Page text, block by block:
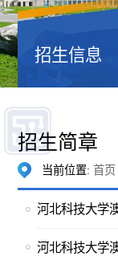
招生信息
招生简章
当前位置:首页